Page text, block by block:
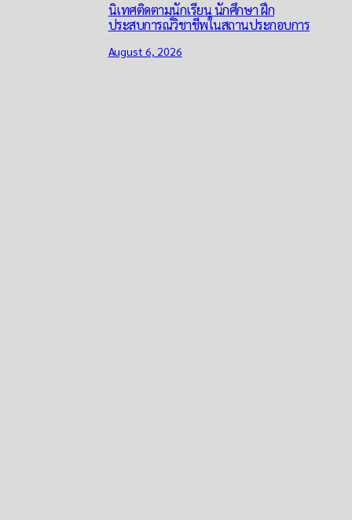
นิเทศติดตามนักเรียน นักศึกษา ฝึก
ประสบการณ์วิชาชีพในสถานประกอบการ
August 6, 2026